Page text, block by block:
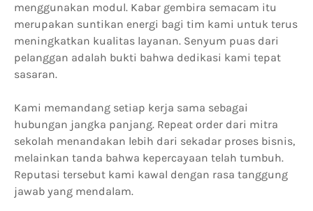
menggunakan modul. Kabar gembira semacam itu
merupakan suntikan energi bagi tim kami untuk terus
meningkatkan kualitas layanan. Senyum puas dari
pelanggan adalah bukti bahwa dedikasi kami tepat
sasaran.
Kami memandang setiap kerja sama sebagai
hubungan jangka panjang. Repeat order dari mitra
sekolah menandakan lebih dari sekadar proses bisnis,
melainkan tanda bahwa kepercayaan telah tumbuh.
Reputasi tersebut kami kawal dengan rasa tanggung
jawab yang mendalam.